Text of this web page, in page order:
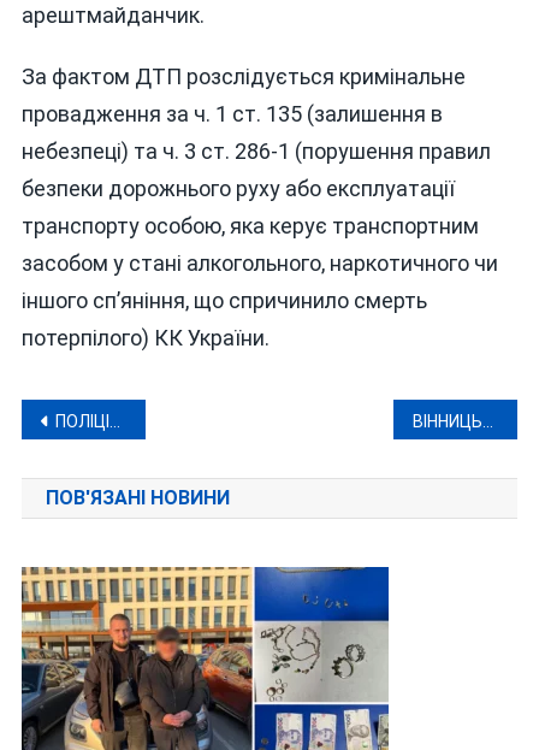
арештмайданчик.
За фактом ДТП розслідується кримінальне
провадження за ч. 1 ст. 135 (залишення в
небезпеці) та ч. 3 ст. 286-1 (порушення правил
безпеки дорожнього руху або експлуатації
транспорту особою, яка керує транспортним
засобом у стані алкогольного, наркотичного чи
іншого сп’яніння, що спричинило смерть
потерпілого) КК України.
Навігація
записів
ПОЛІЦІЯ ВІННИЧЧИНИ: ВСТАНОВЛЕНО ЧОЛОВІКА, ЯКИЙ ПОКАЗУВАВ ГОЛИЙ ЗАД ПІД ЧАС БЛАГОДІЙНОГО КОНЦЕРТУ
ПОВ'ЯЗАНІ НОВИНИ